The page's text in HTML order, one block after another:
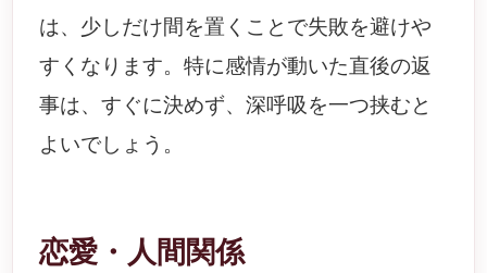
は、少しだけ間を置くことで失敗を避けや
すくなります。特に感情が動いた直後の返
事は、すぐに決めず、深呼吸を一つ挟むと
よいでしょう。
恋愛・人間関係